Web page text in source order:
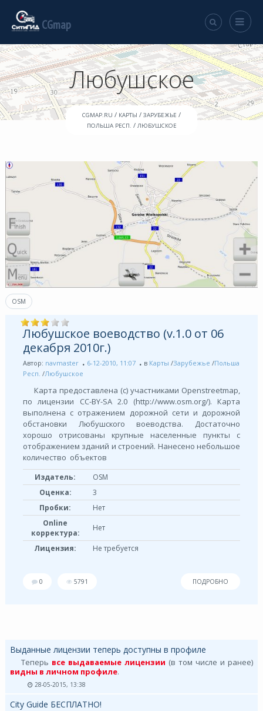
CGmap
Любушское
CGMAP.RU / КАРТЫ / ЗАРУБЕЖЬЕ /
ПОЛЬША РЕСП. / ЛЮБУШСКОЕ
OSM
Любушское воеводство (v.1.0 от 06
декабря 2010г.)
Автор: navmaster 6-12-2010, 11:07 в Карты /Зарубежье /Польша
Респ. /Любушское
Карта предоставлена (с) участниками Openstreetmap,
по лицензии СС-BY-SA 2.0 (http://www.osm.org/). Карта
выполнена с отражением дорожной сети и дорожной
обстановки Любушского воеводства. Достаточно
хорошо отрисованы крупные населенные пункты с
отображением зданий и строений. Нанесено небольшое
количество объектов
Издатель:
OSM
Оценка:
3
Пробки:
Нет
Online
корректура:
Нет
Лицензия: Не требуется
0 5791 ПОДРОБНО
Выданные лицензии теперь доступны в профиле
Теперь все выдаваемые лицензии (в том числе и ранее)
видны в личном профиле.
28-05-2015, 13:38
City Guide БЕСПЛАТНО!